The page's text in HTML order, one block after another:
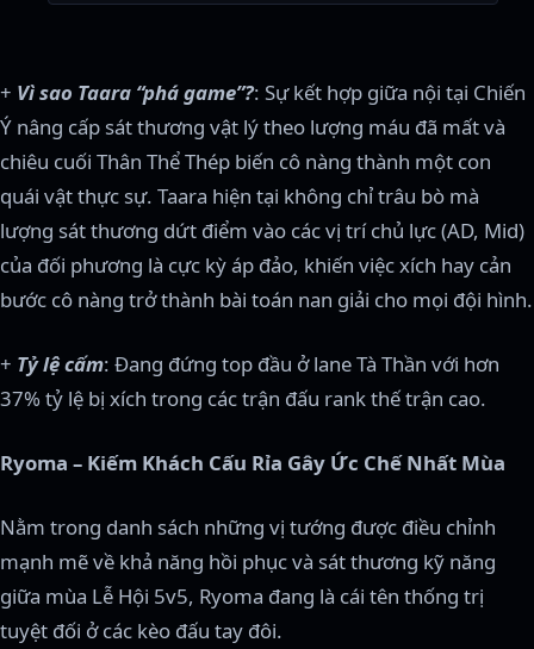
+ Vì sao Taara “phá game”?: Sự kết hợp giữa nội tại Chiến
Ý nâng cấp sát thương vật lý theo lượng máu đã mất và
chiêu cuối Thân Thể Thép biến cô nàng thành một con
quái vật thực sự. Taara hiện tại không chỉ trâu bò mà
lượng sát thương dứt điểm vào các vị trí chủ lực (AD, Mid)
của đối phương là cực kỳ áp đảo, khiến việc xích hay cản
bước cô nàng trở thành bài toán nan giải cho mọi đội hình.
+ Tỷ lệ cấm: Đang đứng top đầu ở lane Tà Thần với hơn
37% tỷ lệ bị xích trong các trận đấu rank thế trận cao.
Ryoma – Kiếm Khách Cấu Rỉa Gây Ức Chế Nhất Mùa
Nằm trong danh sách những vị tướng được điều chỉnh
mạnh mẽ về khả năng hồi phục và sát thương kỹ năng
giữa mùa Lễ Hội 5v5, Ryoma đang là cái tên thống trị
tuyệt đối ở các kèo đấu tay đôi.